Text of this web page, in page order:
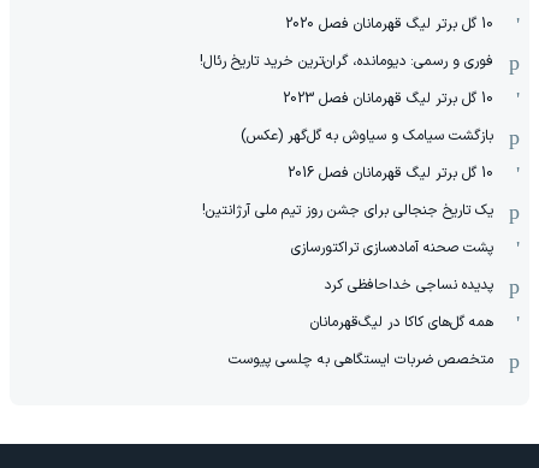
10 گل برتر لیگ قهرمانان فصل 2020
فوری و رسمی: دیومانده، گران‌ترین خرید تاریخ رئال!
10 گل برتر لیگ قهرمانان فصل 2023
بازگشت سیامک و سیاوش به گل‌گهر (عکس)
10 گل برتر لیگ قهرمانان فصل 2016
یک تاریخ جنجالی برای جشن روز تیم ملی آرژانتین!
پشت صحنه آماده‌سازی تراکتورسازی
پدیده نساجی خداحافظی کرد
همه گل‌های کاکا در لیگ‌قهرمانان
متخصص ضربات ایستگاهی به چلسی پیوست